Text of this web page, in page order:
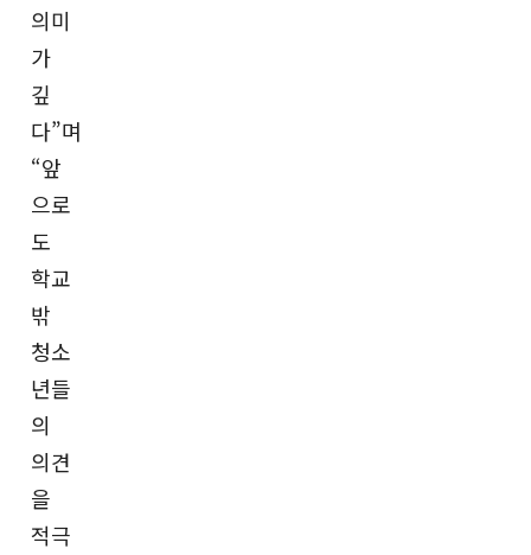
의미
가
깊
다”며
“앞
으로
도
학교
밖
청소
년들
의
의견
을
적극